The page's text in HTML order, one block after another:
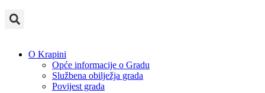
O Krapini
Opće informacije o Gradu
Službena obilježja grada
Povijest grada